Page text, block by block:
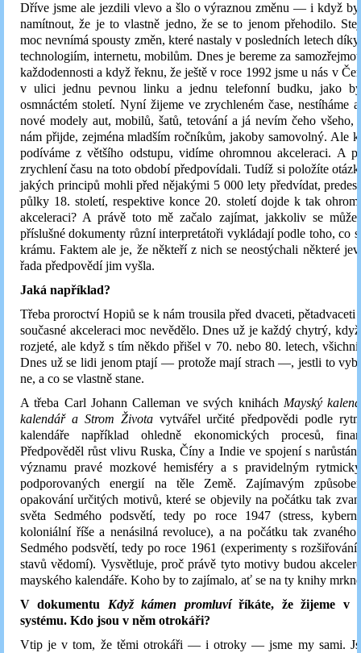
Dříve jsme ale jezdili vlevo a šlo o výraznou změnu — i když
namítnout, že je to vlastně jedno, že se to jenom přehodilo.
moc nevnímá spousty změn, které nastaly v posledních letech
technologiím, internetu, mobilům. Dnes je bereme za
každodennosti a když řeknu, že ještě v roce 1992 jsme u nás v
v ulici jednu pevnou linku a jednu telefonní budku, jako
osmnáctém století. Nyní žijeme ve zrychleném čase, nestíháme
nové modely aut, mobilů, šatů, tetování a já nevím čeho všeho,
nám přijde, zejména mladším ročníkům, jakoby samovolný. Ale
podíváme z většího odstupu, vidíme ohromnou akceleraci. A
zrychlení času na toto období předpovídali. Tudíž si položíte
jakých principů mohli před nějakými 5 000 lety předvídat,
půlky 18. století, respektive konce 20. století dojde k tak
akceleraci? A právě toto mě začalo zajímat, jakkoliv se
příslušné dokumenty různí interpretátoři vykládají podle toho, co
krámu. Faktem ale je, že někteří z nich se neostýchali některé
řada předpovědí jim vyšla.
Jaká například?
Třeba proroctví Hopiů se k nám trousila před dvaceti, pětadvaceti
současné akceleraci moc nevědělo. Dnes už je každý chytrý,
rozjeté, ale když s tím někdo přišel v 70. nebo 80. letech, všichni
Dnes už se lidi jenom ptají — protože mají strach —, jestli to
ne, a co se vlastně stane.
A třeba Carl Johann Calleman ve svých knihách Mayský
kalendář a Strom Životavytvářel určité předpovědi podle
kalendáře například ohledně ekonomických procesů,
Předpověděl růst vlivu Ruska, Číny a Indie ve spojení s
významu pravé mozkové hemisféry a s pravidelným
podporovaných energií na těle Země. Zajímavým
opakování určitých motivů, které se objevily na počátku tak
světa Sedmého podsvětí, tedy po roce 1947 (stress,
koloniální říše a nenásilná revoluce), a na počátku tak zvaného
Sedmého podsvětí, tedy po roce 1961 (experimenty s
stavů vědomí). Vysvětluje, proč právě tyto motivy budou
mayského kalendáře. Koho by to zajímalo, ať se na ty knihy
V dokumentu Když kámen promluvíříkáte, že žijeme v
systému. Kdo jsou v něm otrokáři?
Vtip je v tom, že těmi otrokáři — i otroky — jsme my sami.